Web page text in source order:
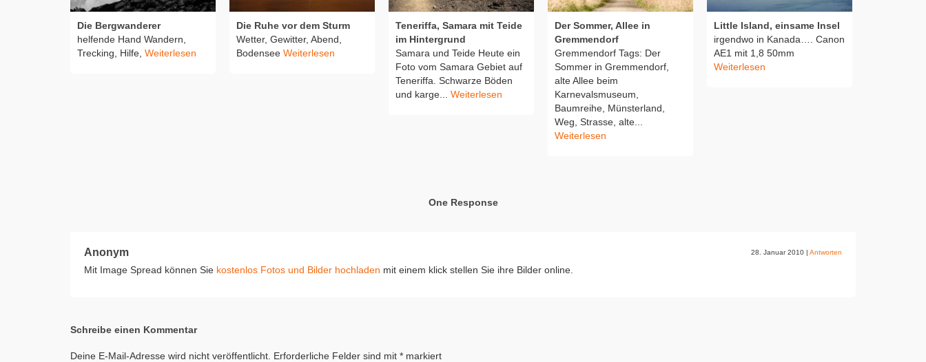
Die Bergwanderer
helfende Hand Wandern,
Trecking, Hilfe, Weiterlesen
Die Ruhe vor dem Sturm
Wetter, Gewitter, Abend,
Bodensee Weiterlesen
Teneriffa, Samara mit Teide
im Hintergrund
Samara und Teide Heute ein
Foto vom Samara Gebiet auf
Teneriffa. Schwarze Böden
und karge... Weiterlesen
Der Sommer, Allee in
Gremmendorf
Gremmendorf Tags: Der
Sommer in Gremmendorf,
alte Allee beim
Karnevalsmuseum,
Baumreihe, Münsterland,
Weg, Strasse, alte...
Weiterlesen
Little Island, einsame Insel
irgendwo in Kanada…. Canon
AE1 mit 1,8 50mm
Weiterlesen
One Response
Anonym 28. Januar 2010 | Antworten
Mit Image Spread können Sie kostenlos Fotos und Bilder hochladen mit einem klick stellen Sie ihre Bilder online.
Schreibe einen Kommentar
Deine E-Mail-Adresse wird nicht veröffentlicht. Erforderliche Felder sind mit * markiert